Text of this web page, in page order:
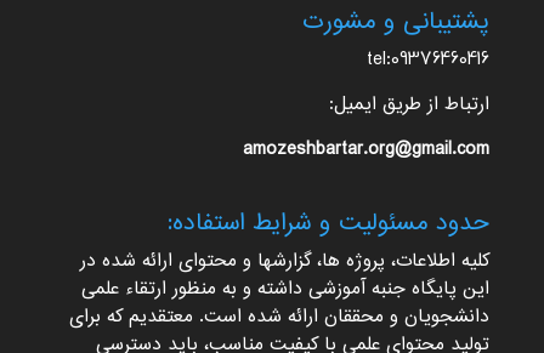
پشتیبانی و مشورت
tel:09376460416
ارتباط از طریق ایمیل:
amozeshbartar.org@gmail.com
حدود مسئولیت و شرایط استفاده:
کلیه اطلاعات، پروژه ها، گزارشها و محتوای ارائه شده در
این پایگاه جنبه آموزشی داشته و به منظور ارتقاء علمی
دانشجویان و محققان ارائه شده است. معتقدیم که برای
تولید محتوای علمی با کیفیت مناسب، باید دسترسی